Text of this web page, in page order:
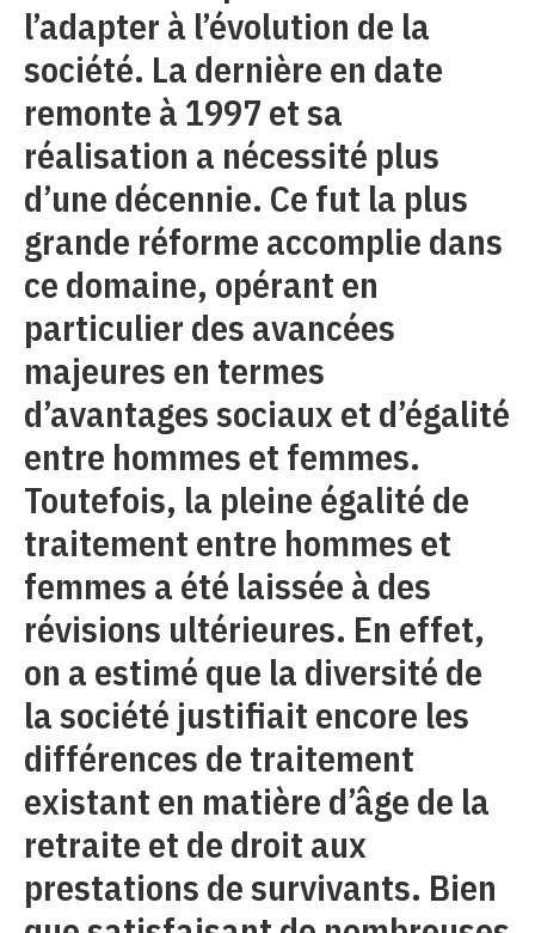
l’adapter à l’évolution de la
société. La dernière en date
remonte à 1997 et sa
réalisation a nécessité plus
d’une décennie. Ce fut la plus
grande réforme accomplie dans
ce domaine, opérant en
particulier des avancées
majeures en termes
d’avantages sociaux et d’égalité
entre hommes et femmes.
Toutefois, la pleine égalité de
traitement entre hommes et
femmes a été laissée à des
révisions ultérieures. En effet,
on a estimé que la diversité de
la société justifiait encore les
différences de traitement
existant en matière d’âge de la
retraite et de droit aux
prestations de survivants. Bien